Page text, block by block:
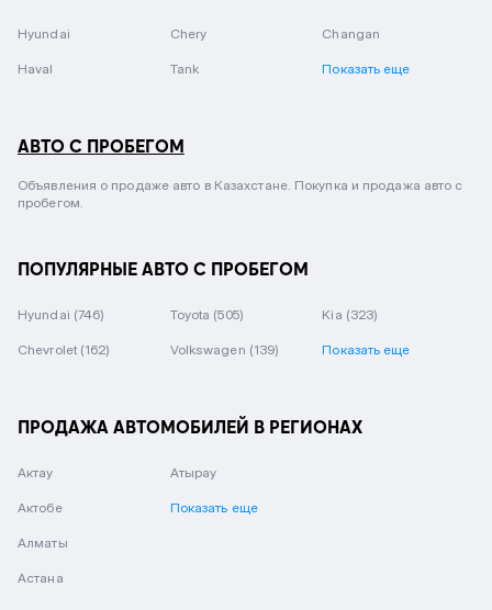
Hyundai Chery Changan
Haval Tank Показать еще
АВТО С ПРОБЕГОМ
Объявления о продаже авто в Казахстане. Покупка и продажа авто с
пробегом.
ПОПУЛЯРНЫЕ АВТО С ПРОБЕГОМ
Hyundai (746) Toyota (505) Kia (323)
Chevrolet (162) Volkswagen (139) Показать еще
ПРОДАЖА АВТОМОБИЛЕЙ В РЕГИОНАХ
Актау
Актобе
Алматы
Астана
Атырау
Показать еще